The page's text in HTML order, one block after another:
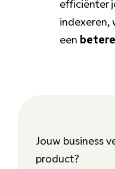
indexeren,
een
Jouw business
product?